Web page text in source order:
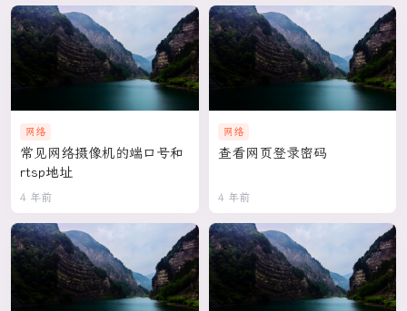
网络
常见网络摄像机的端口号和
rtsp地址
4 年前
网络
查看网页登录密码
4 年前